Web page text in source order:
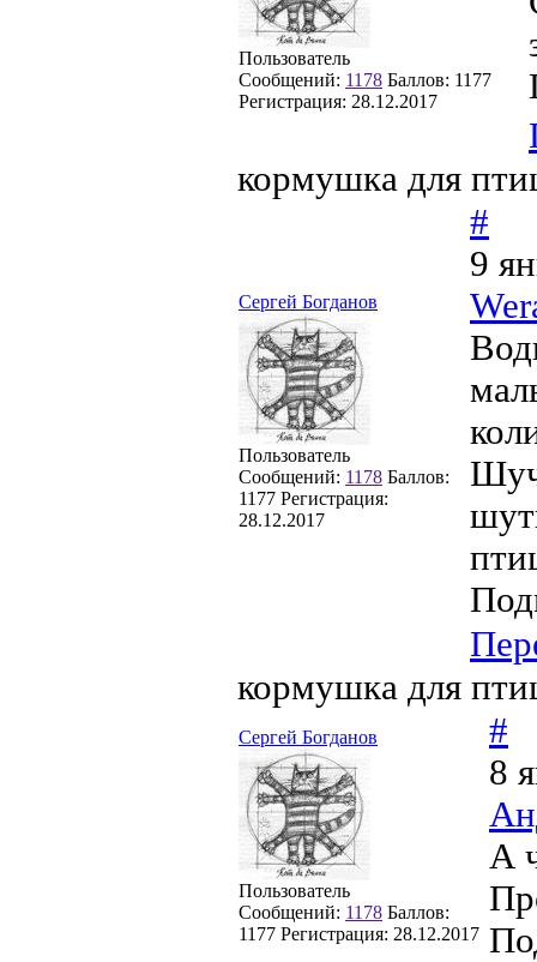
Пользователь
Сообщений: 1178 Баллов: 1177
Регистрация: 28.12.2017
кормушка для
Сергей Богданов
Пользователь
Сообщений: 1178 Баллов:
1177 Регистрация:
28.12.2017
#
9
кормушка для
Сергей Богданов
Пользователь
Сообщений: 1178 Баллов:
1177 Регистрация: 28.12.2017
#
8
А